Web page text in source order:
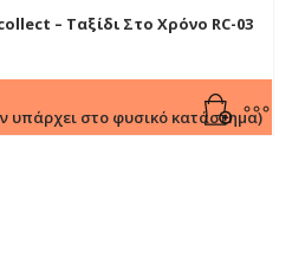
– Ταξίδι Στο Χρόνο RC-03
υπάρχει στο φυσικό κατάστημα)